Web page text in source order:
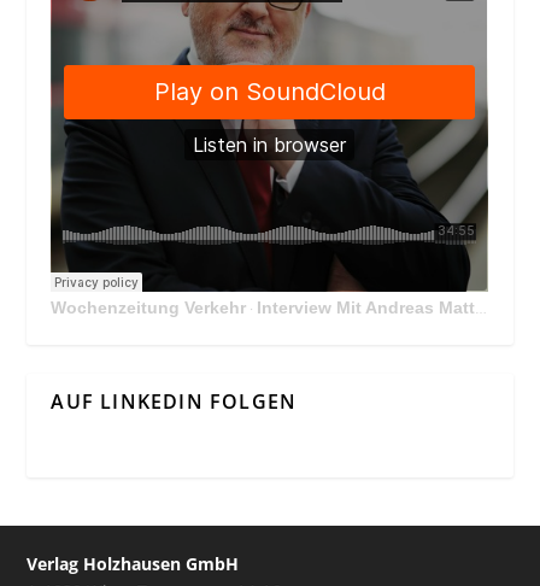
Wochenzeitung Verkehr · Interview Mit Andreas Matthä, CEO der ÖBB Holding
AUF LINKEDIN FOLGEN
Verlag Holzhausen GmbH